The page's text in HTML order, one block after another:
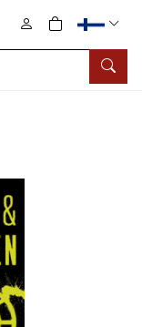
Hae
0
tuotetta